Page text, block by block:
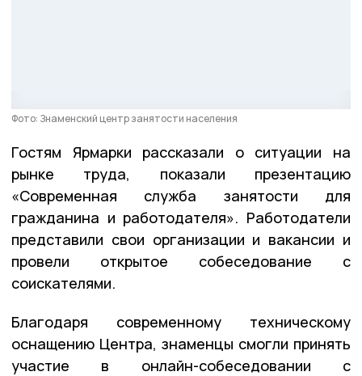
Фото: Знаменский центр занятости населения
Гостям Ярмарки рассказали о ситуации на
рынке труда, показали презентацию
«Современная служба занятости для
гражданина и работодателя». Работодатели
представили свои организации и вакансии и
провели открытое собеседование с
соискателями.
Благодаря современному техническому
оснащению Центра, знаменцы смогли принять
участие в онлайн-собеседовании с